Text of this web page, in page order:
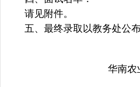
请见附件。
五、最终录取以教务处公
华南农